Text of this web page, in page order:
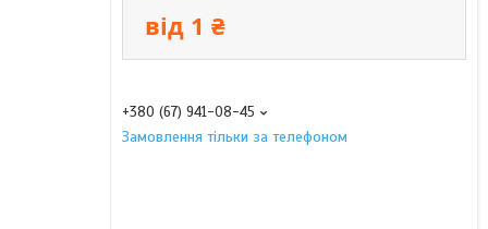
від 1 ₴
+380 (67) 941-08-45
Замовлення тільки за телефоном